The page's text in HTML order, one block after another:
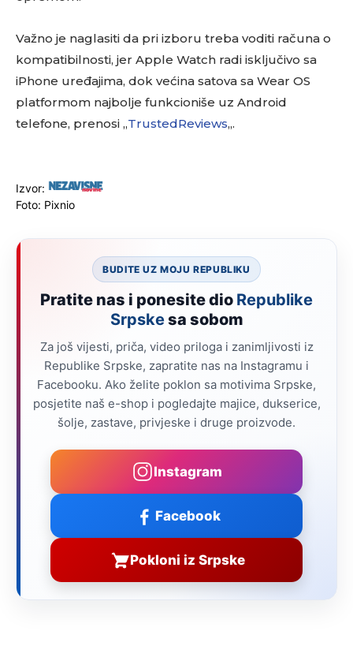
Važno je naglasiti da pri izboru treba voditi računa o
kompatibilnosti, jer Apple Watch radi isključivo sa
iPhone uređajima, dok većina satova sa Wear OS
platformom najbolje funkcioniše uz Android
telefone, prenosi „TrustedReviews„.
Izvor:
Foto: Pixnio
BUDITE UZ MOJU REPUBLIKU
Pratite nas i ponesite dio Republike
Srpskesa sobom
Za još vijesti, priča, video priloga i zanimljivosti iz
Republike Srpske, zapratite nas na Instagramu i
Facebooku. Ako želite poklon sa motivima Srpske,
posjetite naš e-shop i pogledajte majice, dukserice,
šolje, zastave, privjeske i druge proizvode.
Instagram
Facebook
Pokloni iz Srpske